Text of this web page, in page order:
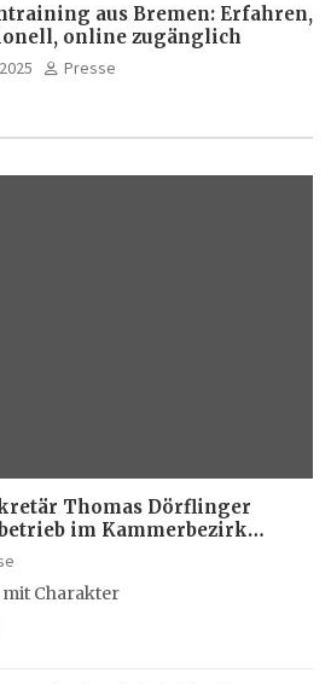
aus Bremen: Erfahren,
online zugänglich
Presse
Thomas Dörflinger
im Kammerbezirk
Charakter